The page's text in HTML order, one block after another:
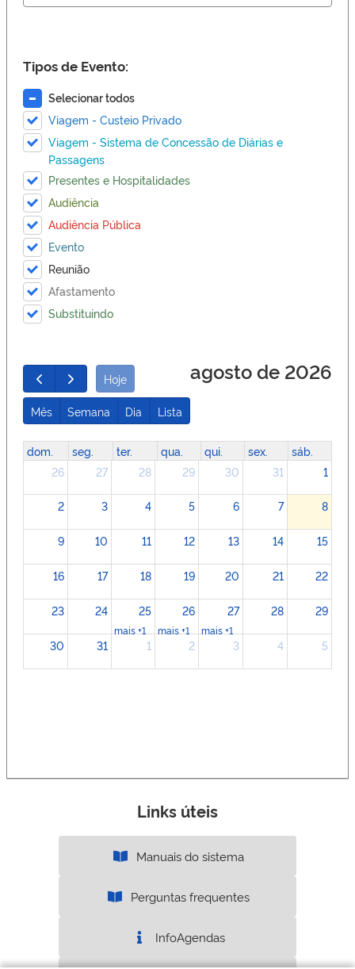
Tipos de Evento:
Selecionar todos
Viagem - Custeio Privado
Viagem - Sistema de Concessão de Diárias e
Passagens
Presentes e Hospitalidades
Audiência
Audiência Pública
Evento
Reunião
Afastamento
Substituindo
Hoje agosto de 2026
Mês Semana Dia Lista
dom. seg. ter. qua. qui. sex.
sáb.
26
27 28 29 30 31 1
2 3 4 5 6 7 8
9 10 11 12 13 14 15
16 17 18 19 20 21 22
23 24 25
mais +1
26
mais +1
27
mais +1
28 29
30 31 1 2 3 4 5
Links úteis
Manuais do sistema
Perguntas frequentes
InfoAgendas